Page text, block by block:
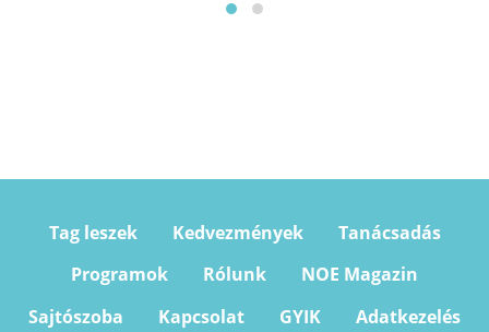
Tag leszek Kedvezmények
Tanácsadás
Programok
Rólunk
NOE Magazin
Sajtószoba
Kapcsolat GYIK Adatkezelés